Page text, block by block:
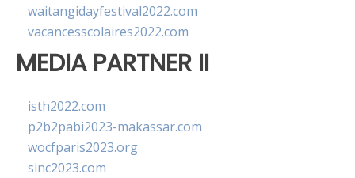
waitangidayfestival2022.com
vacancesscolaires2022.com
MEDIA PARTNER II
isth2022.com
p2b2pabi2023-makassar.com
wocfparis2023.org
sinc2023.com